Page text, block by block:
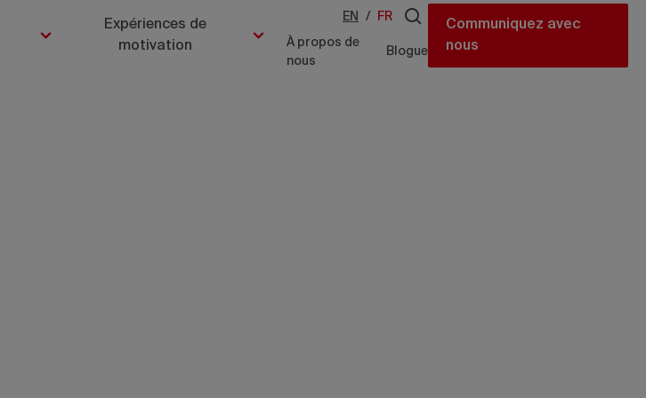
Expériences de
motivation
À propos de
nous
Blogue
EN / FR
Communiquez avec
nous